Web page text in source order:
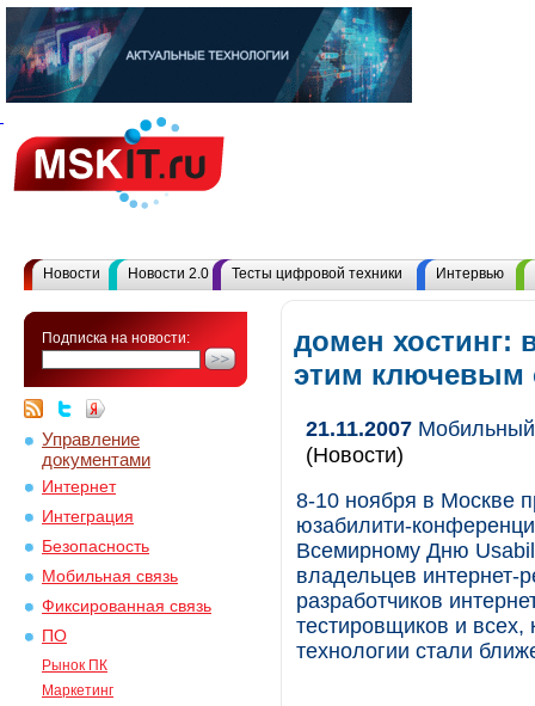
Новости Новости 2.0 Тесты цифровой техники Интервью
Подписка на новости:
Управление
документами
Интернет
Интеграция
Безопасность
Мобильная связь
Фиксированная связь
ПО
Рынок ПК
Маркетинг
домен хостинг:
этим ключевым
21.11.2007 Мобильный
(Новости)
8-10 ноября в Москве
юзабилити-
Всемирному Дню
владельцев интернет-
разработчиков
тестировщиков и всех,
технологии стали